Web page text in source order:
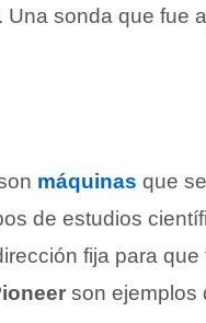
. Una sonda que fue
máquinas que
de estudios
fija para
son ejemplos